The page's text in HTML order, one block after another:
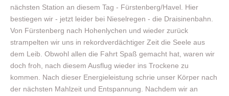
nächsten Station an diesem Tag - Fürstenberg/Havel. Hier
bestiegen wir - jetzt leider bei Nieselregen - die Draisinenbahn.
Von Fürstenberg nach Hohenlychen und wieder zurück
strampelten wir uns in rekordverdächtiger Zeit die Seele aus
dem Leib. Obwohl allen die Fahrt Spaß gemacht hat, waren wir
doch froh, nach diesem Ausflug wieder ins Trockene zu
kommen. Nach dieser Energieleistung schrie unser Körper nach
der nächsten Mahlzeit und Entspannung. Nachdem wir an